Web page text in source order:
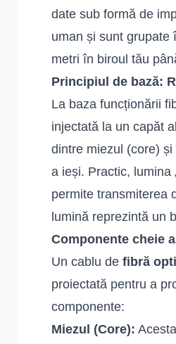
date sub formă de
uman și sunt grupate
metri în biroul tău
Principiul de bază:
La baza funcționării
injectată la un capăt
dintre miezul (core)
a ieși. Practic, lumina
permite transmiterea
lumină reprezintă un
Componente cheie
Un cablu de fibră
proiectată pentru a
componente:
Miezul (Core):